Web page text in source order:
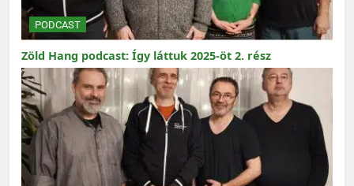
PODCAST
Zöld Hang podcast: Így láttuk 2025-öt 2. rész